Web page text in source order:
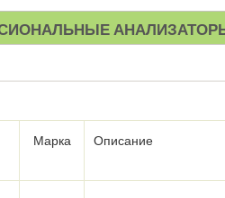
Марка
Описание